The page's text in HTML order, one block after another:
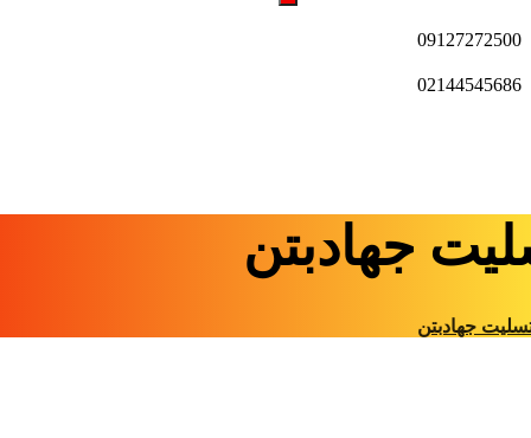
09127272500
02144545686
جهادبتن
جهادبتن